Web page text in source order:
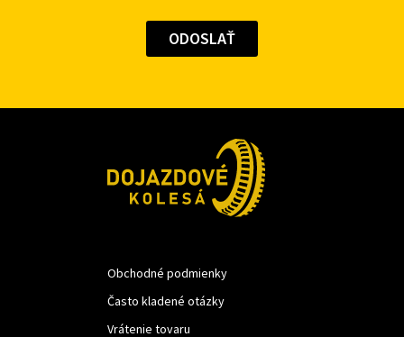
Obchodné podmienky
Často kladené otázky
Vrátenie tovaru